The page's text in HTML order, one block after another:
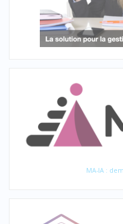
MA-IA :